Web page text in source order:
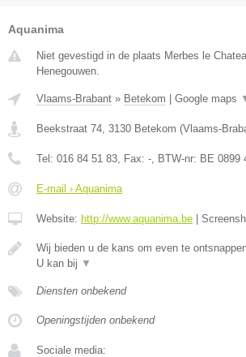
Aquanima
Niet gevestigd in de plaats Merbes le
Henegouwen.
Vlaams-Brabant » Betekom Google maps
Beekstraat 74 3130 Betekom (Vlaams-
Tel: 016 84 51 83 , Fax: - , BTW-nr: BE 0899
E-mail › Aquanima
Website: http://www.aquanima.be
Wij bieden u de kans om even te
U kan bij ▼
Diensten onbekend
Openingstijden onbekend
Sociale media: